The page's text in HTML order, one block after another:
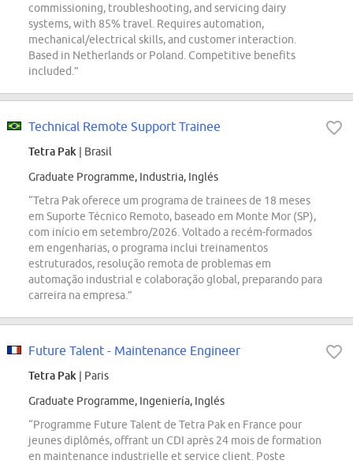
commissioning, troubleshooting, and servicing dairy
systems, with 85% travel. Requires automation,
mechanical/electrical skills, and customer interaction.
Based in Netherlands or Poland. Competitive benefits
included.”
Technical Remote Support Trainee
Tetra Pak | Brasil
Graduate Programme, Industria, Inglés
“Tetra Pak oferece um programa de trainees de 18 meses
em Suporte Técnico Remoto, baseado em Monte Mor (SP),
com início em setembro/2026. Voltado a recém-formados
em engenharias, o programa inclui treinamentos
estruturados, resolução remota de problemas em
automação industrial e colaboração global, preparando para
carreira na empresa.”
Future Talent - Maintenance Engineer
Tetra Pak | Paris
Graduate Programme, Ingeniería, Inglés
“Programme Future Talent de Tetra Pak en France pour
jeunes diplômés, offrant un CDI après 24 mois de formation
en maintenance industrielle et service client. Poste